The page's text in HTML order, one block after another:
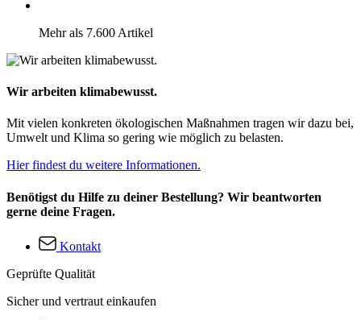
Mehr als 7.600 Artikel
Wir arbeiten klimabewusst.
Mit vielen konkreten ökologischen Maßnahmen tragen wir dazu bei,
Umwelt und Klima so gering wie möglich zu belasten.
Hier findest du weitere Informationen.
Benötigst du Hilfe zu deiner Bestellung? Wir beantworten
gerne deine Fragen.
Kontakt
Geprüfte Qualität
Sicher und vertraut einkaufen